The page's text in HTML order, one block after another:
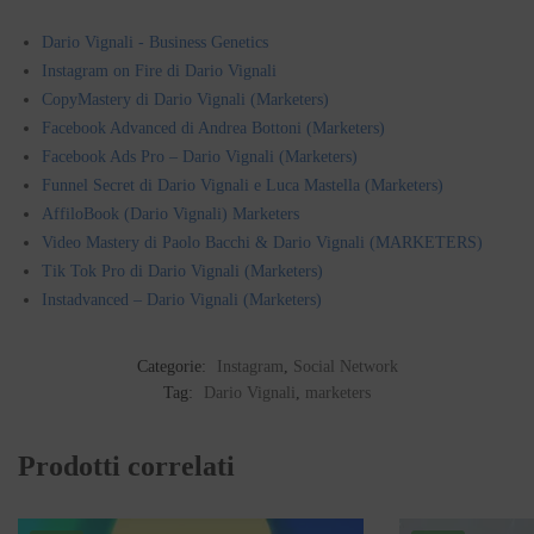
Dario Vignali - Business Genetics
Instagram on Fire di Dario Vignali
CopyMastery di Dario Vignali (Marketers)
Facebook Advanced di Andrea Bottoni (Marketers)
Facebook Ads Pro – Dario Vignali (Marketers)
Funnel Secret di Dario Vignali e Luca Mastella (Marketers)
AffiloBook (Dario Vignali) Marketers
Video Mastery di Paolo Bacchi & Dario Vignali (MARKETERS)
Tik Tok Pro di Dario Vignali (Marketers)
Instadvanced – Dario Vignali (Marketers)
Categorie: Instagram
Social Network
Tag:
Dario Vignali marketers
Prodotti correlati